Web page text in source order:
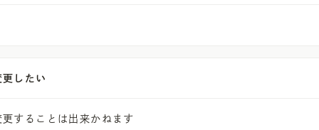
したい
することは出来かねます